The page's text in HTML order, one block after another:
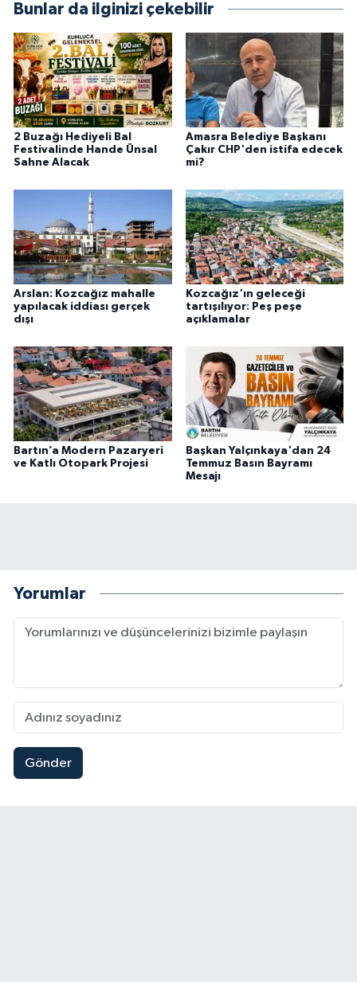
Bunlar da ilginizi çekebilir
2 Buzağı Hediyeli Bal
Festivalinde Hande Ünsal
Sahne Alacak
Amasra Belediye Başkanı
Çakır CHP'den istifa edecek
mi?
Arslan: Kozcağız mahalle
yapılacak iddiası gerçek
dışı
Kozcağız'ın geleceği
tartışılıyor: Peş peşe
açıklamalar
Bartın’a Modern Pazaryeri
ve Katlı Otopark Projesi
Başkan Yalçınkaya'dan 24
Temmuz Basın Bayramı
Mesajı
Yorumlar
Gönder